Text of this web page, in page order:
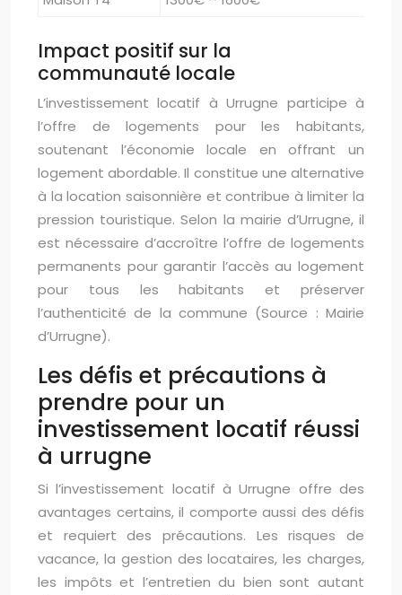
Impact positif sur la
communauté locale
L’investissement locatif à Urrugne participe à
l’offre de logements pour les habitants,
soutenant l’économie locale en offrant un
logement abordable. Il constitue une alternative
à la location saisonnière et contribue à limiter la
pression touristique. Selon la mairie d’Urrugne, il
est nécessaire d’accroître l’offre de logements
permanents pour garantir l’accès au logement
pour tous les habitants et préserver
l’authenticité de la commune (Source : Mairie
d’Urrugne).
Les défis et précautions à
prendre pour un
investissement locatif réussi
à urrugne
Si l’investissement locatif à Urrugne offre des
avantages certains, il comporte aussi des défis
et requiert des précautions. Les risques de
vacance, la gestion des locataires, les charges,
les impôts et l’entretien du bien sont autant